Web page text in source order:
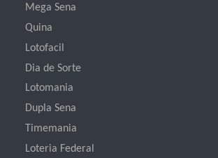
Mega Sena
Quina
Lotofacil
Dia de Sorte
Lotomania
Dupla Sena
Timemania
Loteria Federal